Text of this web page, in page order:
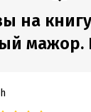
на
мажор.